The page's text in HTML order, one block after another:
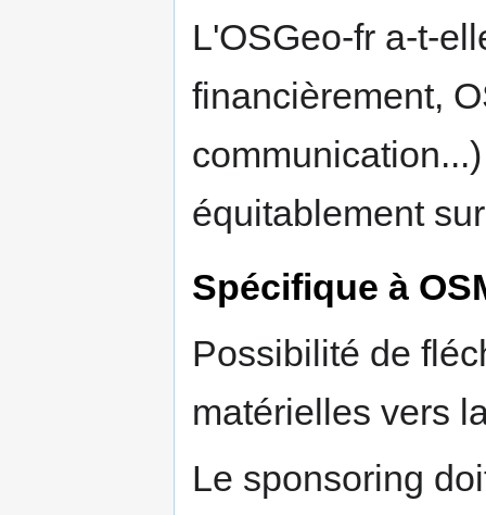
L'OSGeo-fr a-t-
financièrement,
équitablement
Spécifique à
Possibilité de
matérielles vers
Le sponsoring